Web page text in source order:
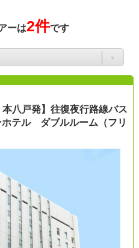
ーは2件です
八戸発】往復夜行路線バス
テル ダブルルーム（フリ